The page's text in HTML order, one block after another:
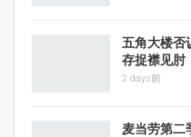
五角大楼否
存捉襟见肘
2 days前
麦当劳第二